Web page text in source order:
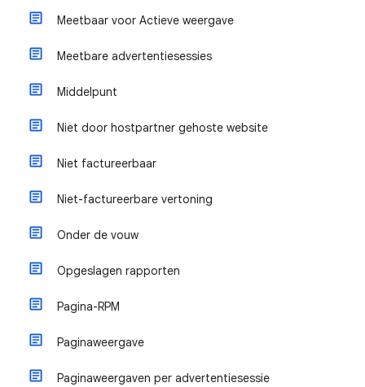
Meetbaar voor Actieve weergave
Meetbare advertentiesessies
Middelpunt
Niet door hostpartner gehoste website
Niet factureerbaar
Niet-factureerbare vertoning
Onder de vouw
Opgeslagen rapporten
Pagina-RPM
Paginaweergave
Paginaweergaven per advertentiesessie